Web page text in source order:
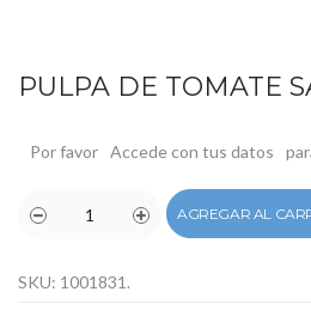
PULPA DE TOMATE
Por favor Accede con tus datos
AGREGAR AL
SKU: 1001831 .